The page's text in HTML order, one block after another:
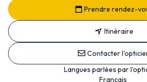
Prendre rendez-
Itinéraire
Contacter
Langues parlées par
Français